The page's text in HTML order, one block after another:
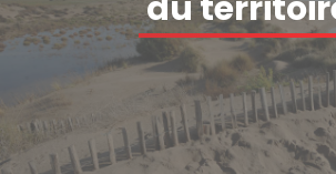
Accueil-
Attractivité du
territoire